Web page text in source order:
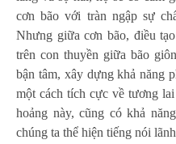
cơn bão với tràn ngập sự
Nhưng giữa cơn bão, điều
trên con thuyền giữa bão
bận tâm, xây dựng khả năng
một cách tích cực về tương
hoảng này, cũng có khả
chúng ta thể hiện tiếng nói